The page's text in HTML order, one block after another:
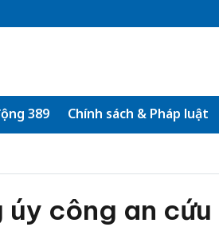
389 Chính sách & Pháp luật
úy công an